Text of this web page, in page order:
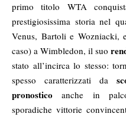
primo titolo WTA
prestigiosissima storia nel
Venus, Bartoli e Wozniacki,
caso) a Wimbledon, il suo
stato all’incirca lo stesso:
spesso caratterizzati da
pronostico anche in
sporadiche vittorie